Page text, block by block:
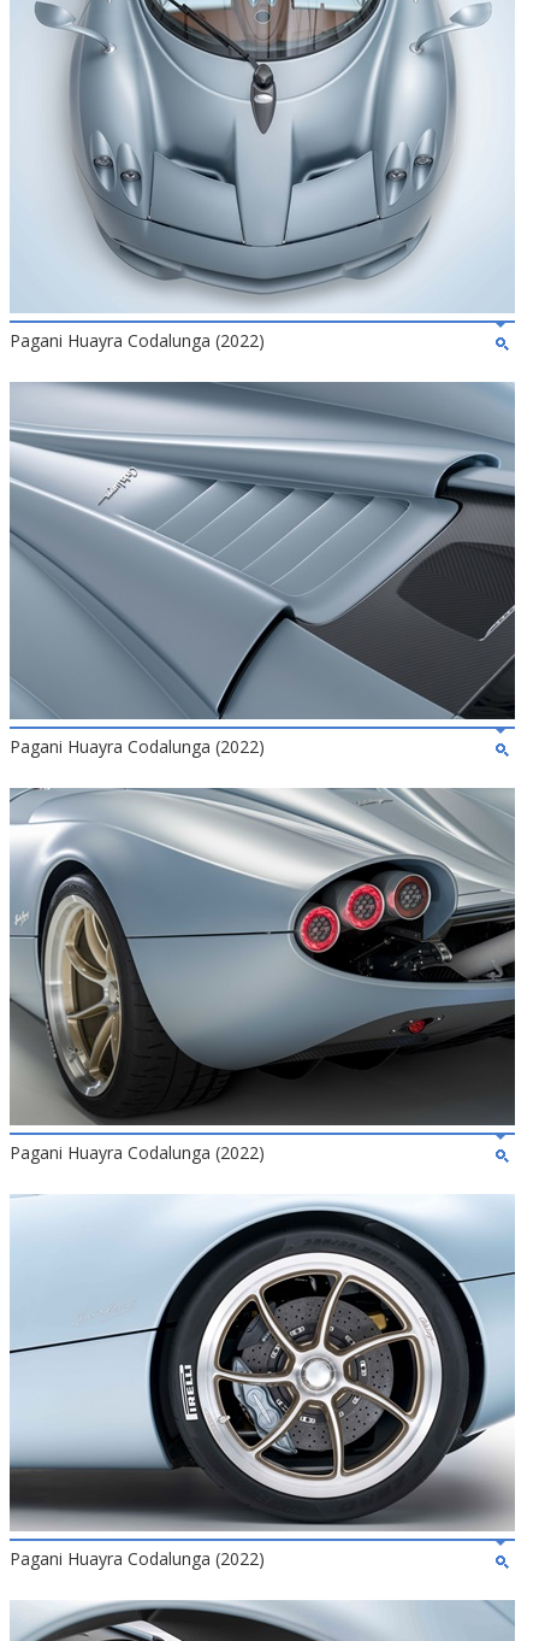
Pagani Huayra Codalunga (2022)
Pagani Huayra Codalunga (2022)
Pagani Huayra Codalunga (2022)
Pagani Huayra Codalunga (2022)